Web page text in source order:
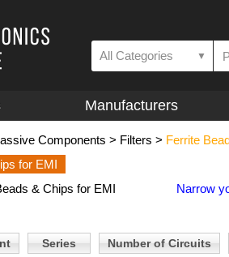
All Categories ▼
Manufacturers
Components > Filters > Ferrite
for EMI
& Chips for EMI Narrow
Series Number of Circuits